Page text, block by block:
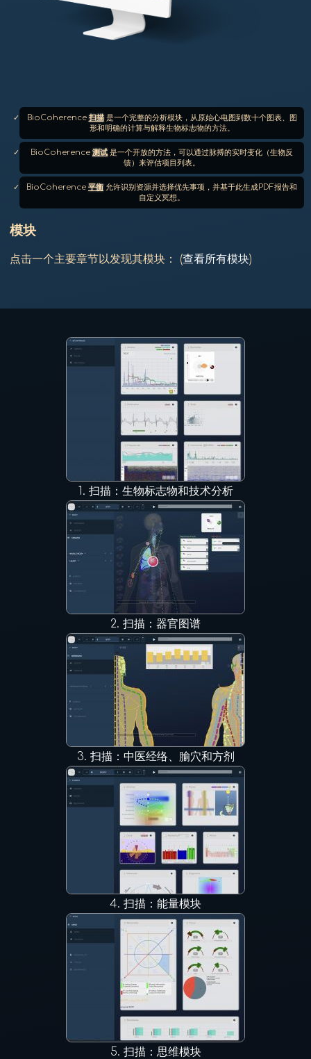
BioCoherence 扫描是一个完整的分析模块，从原始心电图到数十个图表、图
形和明确的计算与解释生物标志物的方法。
BioCoherence 测试是一个开放的方法，可以通过脉搏的实时变化（生物反
馈）来评估项目列表。
BioCoherence 平衡 允许识别资源并选择优先事项，并基于此生成PDF报告和
自定义冥想。
模块
点击一个主要章节以发现其模块： (查看所有模块)
1. 扫描：生物标志物和技术分析
2. 扫描：器官图谱
3. 扫描：中医经络、腧穴和方剂
4. 扫描：能量模块
5. 扫描：思维模块